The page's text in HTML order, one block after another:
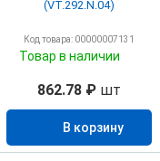
(VT.292.N.04)
Код товара: 00000007131
Товар в наличии
862.78 ₽ шт
В корзину